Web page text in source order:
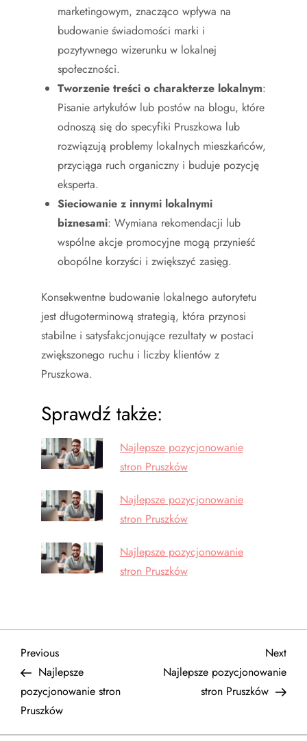
marketingowym, znacząco wpływa na
budowanie świadomości marki i
pozytywnego wizerunku w lokalnej
społeczności.
Tworzenie treści o charakterze lokalnym:
Pisanie artykułów lub postów na blogu, które
odnoszą się do specyfiki Pruszkowa lub
rozwiązują problemy lokalnych mieszkańców,
przyciąga ruch organiczny i buduje pozycję
eksperta.
Sieciowanie z innymi lokalnymi
biznesami: Wymiana rekomendacji lub
wspólne akcje promocyjne mogą przynieść
obopólne korzyści i zwiększyć zasięg.
Konsekwentne budowanie lokalnego autorytetu
jest długoterminową strategią, która przynosi
stabilne i satysfakcjonujące rezultaty w postaci
zwiększonego ruchu i liczby klientów z
Pruszkowa.
Sprawdź także:
Najlepsze pozycjonowanie
stron Pruszków
Najlepsze pozycjonowanie
stron Pruszków
Najlepsze pozycjonowanie
stron Pruszków
N
a
w
Previous
Post
Previous
Najlepsze
pozycjonowanie stron
Pruszków
Next
Post
Next
Najlepsze pozycjonowanie
stron Pruszków